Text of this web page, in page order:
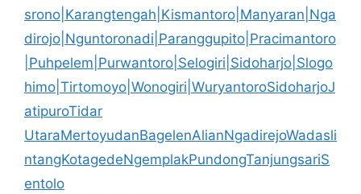
srono|Karangtengah|Kismantoro|Manyaran|Nga
dirojo|Nguntoronadi|Paranggupito|Pracimantoro
|Puhpelem|Purwantoro|Selogiri|Sidoharjo|Slogo
himo|Tirtomoyo|Wonogiri|WuryantoroSidoharjoJ
atipuroTidar
UtaraMertoyudanBagelenAlianNgadirejoWadasli
ntangKotagedeNgemplakPundongTanjungsariS
entolo